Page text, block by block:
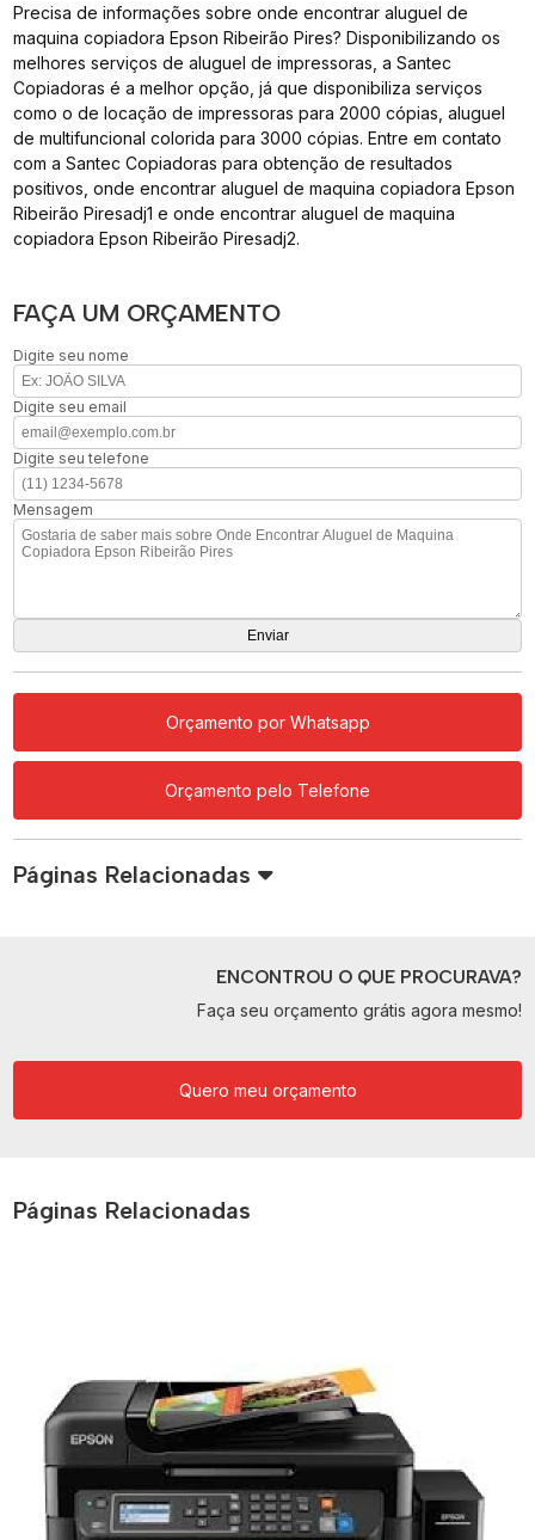
Precisa de informações sobre onde encontrar aluguel de
maquina copiadora Epson Ribeirão Pires? Disponibilizando os
melhores serviços de aluguel de impressoras, a Santec
Copiadoras é a melhor opção, já que disponibiliza serviços
como o de locação de impressoras para 2000 cópias, aluguel
de multifuncional colorida para 3000 cópias. Entre em contato
com a Santec Copiadoras para obtenção de resultados
positivos, onde encontrar aluguel de maquina copiadora Epson
Ribeirão Piresadj1 e onde encontrar aluguel de maquina
copiadora Epson Ribeirão Piresadj2.
FAÇA UM ORÇAMENTO
Digite seu nome
Digite seu email
Digite seu telefone
Mensagem
Orçamento por Whatsapp
Orçamento pelo Telefone
Páginas Relacionadas
ENCONTROU O QUE PROCURAVA?
Faça seu orçamento grátis agora mesmo!
Quero meu orçamento
Páginas Relacionadas